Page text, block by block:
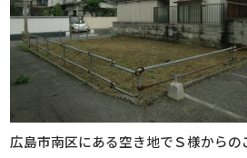
広島市南区にある空き地でＳ様からの